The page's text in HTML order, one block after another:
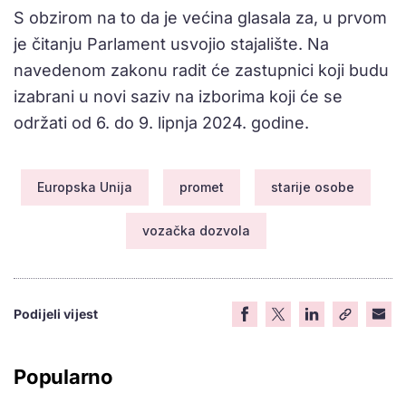
S obzirom na to da je većina glasala za, u prvom
je čitanju Parlament usvojio stajalište. Na
navedenom zakonu radit će zastupnici koji budu
izabrani u novi saziv na izborima koji će se
održati od 6. do 9. lipnja 2024. godine.
Europska Unija promet starije osobe
vozačka dozvola
Podijeli vijest
Popularno